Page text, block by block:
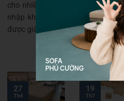
cho nhiều khách hàng. Nếu có
nhập khẩu quý khách liên hệ
được giải đáp tận tình, chi tiết.
27
Th4
19
Th7